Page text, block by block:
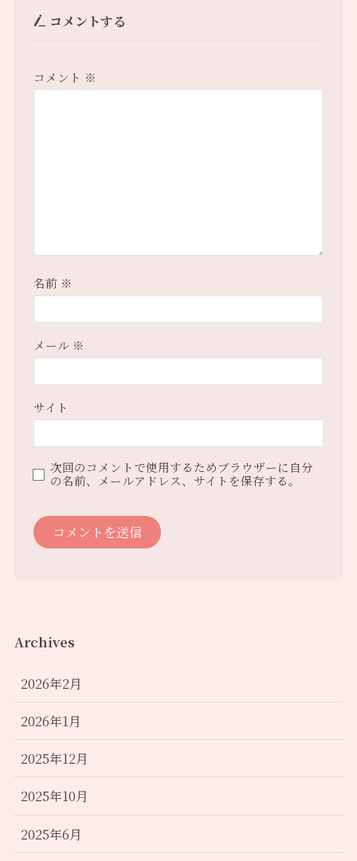
コメントする
コメント ※
名前 ※
メール ※
サイト
次回のコメントで使用するためブラウザーに自分
の名前、メールアドレス、サイトを保存する。
Archives
2026年2月
2026年1月
2025年12月
2025年10月
2025年6月